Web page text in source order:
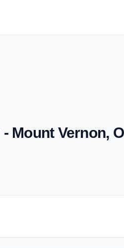
- Mount Vernon,